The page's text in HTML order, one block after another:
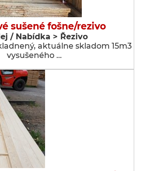
sušené fošne/rezivo
/ Nabídka > Řezivo
aktuálne skladom 15m3
vysušeného …